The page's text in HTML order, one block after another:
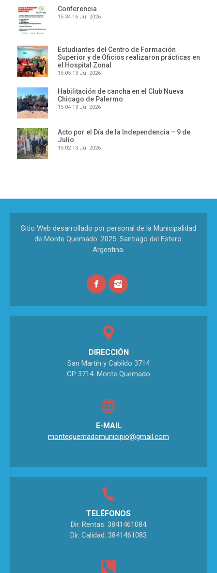
Conferencia
15:34 16 Jul 2026
Estudiantes del Centro de Formación
Superior y de Oficios realizaron prácticas en
el Hospital Zonal
15:05 13 Jul 2026
Habilitación de cancha en el Club Nueva
Chicago de Palermo
15:04 13 Jul 2026
Acto por el Día de la Independencia – 9 de
Julio
15:02 13 Jul 2026
Sitio Web desarrollado por personal de la Municipalidad
de Monte Quemado. 2025. Santiago del Estero.
Argentina.
DIRECCIÓN
San Martín y Cabildo 3714
CP 3714. Monte Quemado
E-MAIL
montequemadomunicipio@gmail.com
TELÉFONOS
Dir. Rentas: 3841461084
Dir. Calidad: 3841461083